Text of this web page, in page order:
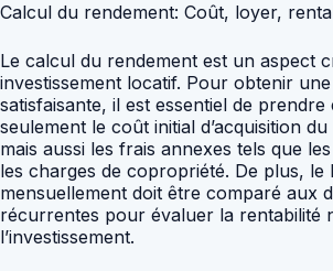
Calcul du rendement: Coût, loyer,
Le calcul du rendement est un aspect
investissement locatif. Pour obtenir
satisfaisante, il est essentiel de
seulement le coût initial d’acquisition
mais aussi les frais annexes tels que
les charges de copropriété. De plus,
mensuellement doit être comparé aux
récurrentes pour évaluer la rentabilité
l’investissement.